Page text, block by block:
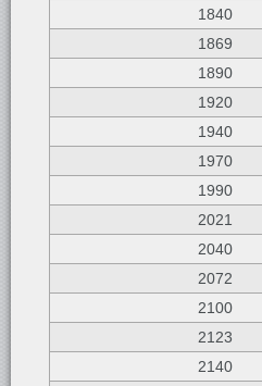
1840
1869
1890
1920
1940
1970
1990
2021
2040
2072
2100
2123
2140